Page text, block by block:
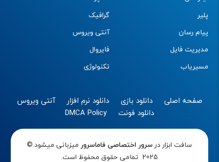
پلیر
پیام رسان
مدیریت فایل
مسیریاب
گرافیک
آنتی ویروس
فایروال
تکنولوژی
صفحه اصلی دانلود بازی دانلود نرم افزار
آنتی ویروس
دانلود فونت
DMCA Policy
سافت ابزار در سرور اختصاصی فاماسرور میزبانی میشود.©
2025 تمامی حقوق محفوظ است.